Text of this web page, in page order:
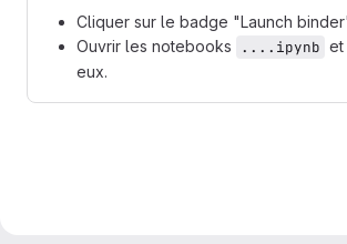
Cliquer sur le badge "Launch
Ouvrir les notebooks
....ipynb et
eux.